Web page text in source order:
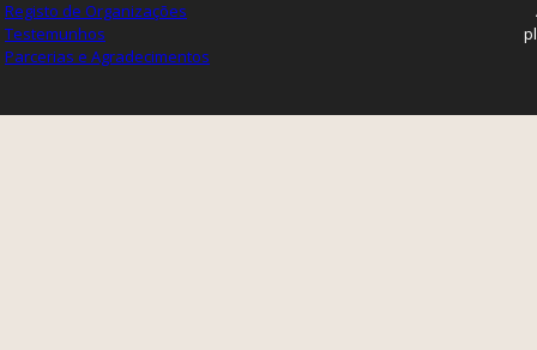
Registo de Organizações
Testemunhos
Parcerias e Agradecimentos